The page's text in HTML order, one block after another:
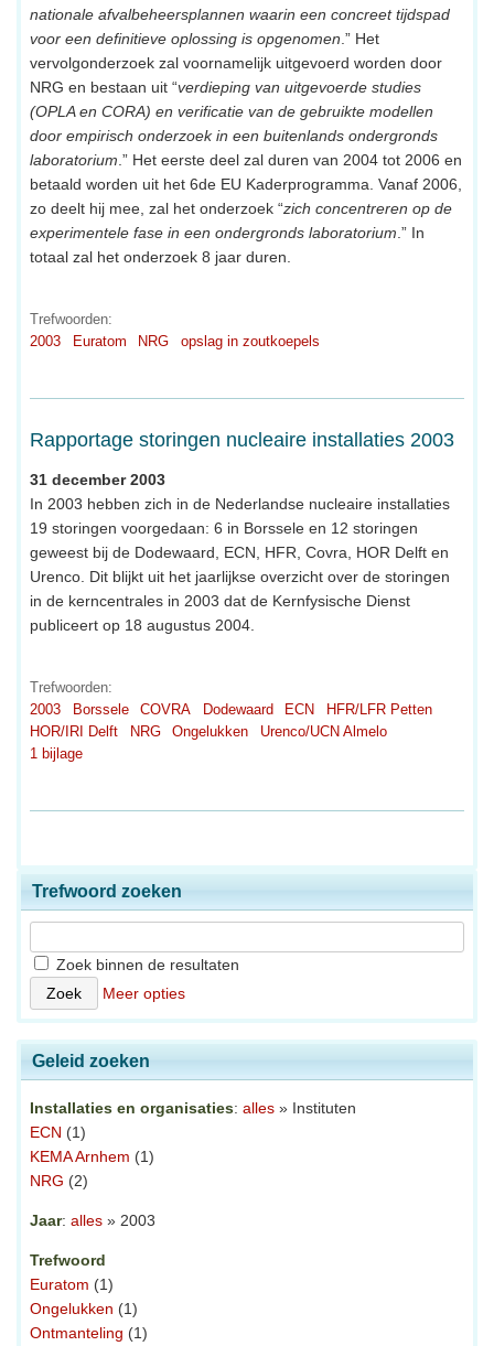
nationale afvalbeheersplannen waarin een concreet tijdspad
voor een definitieve oplossing is opgenomen .” Het
vervolgonderzoek zal voornamelijk uitgevoerd worden door
NRG en bestaan uit “verdieping van uitgevoerde studies
(OPLA en CORA) en verificatie van de gebruikte modellen
door empirisch onderzoek in een buitenlands ondergronds
laboratorium .” Het eerste deel zal duren van 2004 tot 2006 en
betaald worden uit het 6de EU Kaderprogramma. Vanaf 2006,
zo deelt hij mee, zal het onderzoek “zich concentreren op de
experimentele fase in een ondergronds laboratorium .” In
totaal zal het onderzoek 8 jaar duren.
Trefwoorden:
2003
Euratom NRG opslag in zoutkoepels
Rapportage storingen nucleaire installaties 2003
31 december 2003
In 2003 hebben zich in de Nederlandse nucleaire installaties
19 storingen voorgedaan: 6 in Borssele en 12 storingen
geweest bij de Dodewaard, ECN, HFR, Covra, HOR Delft en
Urenco. Dit blijkt uit het jaarlijkse overzicht over de storingen
in de kerncentrales in 2003 dat de Kernfysische Dienst
publiceert op 18 augustus 2004.
Trefwoorden:
2003
Borssele COVRA Dodewaard ECN
HFR/LFR Petten
HOR/IRI Delft
NRG Ongelukken
Urenco/UCN Almelo
1 bijlage
Trefwoord zoeken
Zoek binnen de resultaten
Meer opties
Geleid zoeken
Installaties en organisaties: alles » Instituten
ECN (1)
KEMA Arnhem (1)
NRG (2)
Jaar: alles » 2003
Trefwoord
Euratom (1)
Ongelukken (1)
Ontmanteling (1)